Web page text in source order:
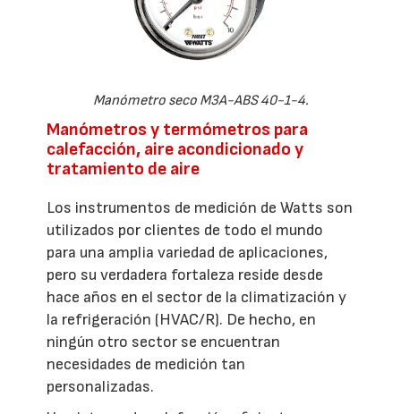
Manómetro seco M3A-ABS 40-1-4.
Manómetros y termómetros para
calefacción, aire acondicionado y
tratamiento de aire
Los instrumentos de medición de Watts son
utilizados por clientes de todo el mundo
para una amplia variedad de aplicaciones,
pero su verdadera fortaleza reside desde
hace años en el sector de la climatización y
la refrigeración (HVAC/R). De hecho, en
ningún otro sector se encuentran
necesidades de medición tan
personalizadas.